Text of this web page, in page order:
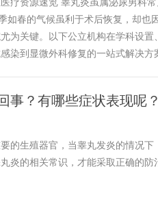
如春的气候虽利于术后恢复，却
为关键。以下公立机构在学科设
染到显微外科修复的一站式解决方
事？有哪些症状表现呢
的生殖器官，当睾丸发炎的情况
炎的相关常识，才能采取正确的防